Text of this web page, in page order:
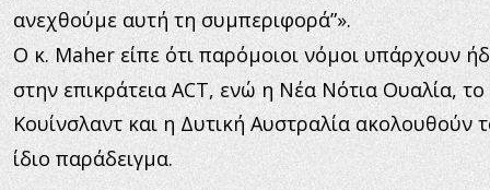
ανεχθούμε αυτή τη συμπεριφορά”».
Ο κ. Maher είπε ότι παρόμοιοι νόμοι υπάρχουν
στην επικράτεια ACT, ενώ η Νέα Νότια Ουαλία, το
Κουίνσλαντ και η Δυτική Αυστραλία ακολουθούν
ίδιο παράδειγμα.